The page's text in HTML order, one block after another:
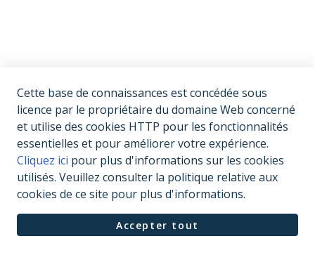
Cette base de connaissances est concédée sous
licence par le propriétaire du domaine Web concerné
et utilise des cookies HTTP pour les fonctionnalités
essentielles et pour améliorer votre expérience.
Cliquez ici pour plus d'informations sur les cookies
utilisés. Veuillez consulter la politique relative aux
cookies de ce site pour plus d'informations.
Accepter tout